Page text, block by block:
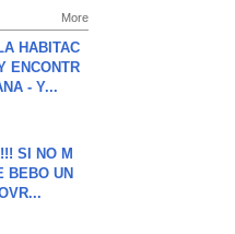
More
HABITAC
ENCONTR
- Y...
SI NO M
BEBO UN